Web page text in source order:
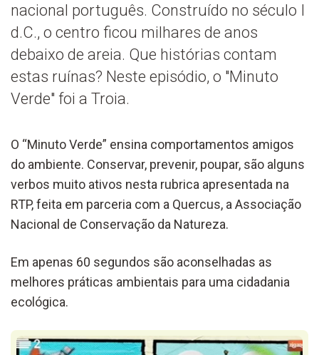
nacional português. Construído no século I
d.C., o centro ficou milhares de anos
debaixo de areia. Que histórias contam
estas ruínas? Neste episódio, o "Minuto
Verde" foi a Troia.
O “Minuto Verde” ensina comportamentos amigos
do ambiente. Conservar, prevenir, poupar, são alguns
verbos muito ativos nesta rubrica apresentada na
RTP, feita em parceria com a Quercus, a Associação
Nacional de Conservação da Natureza.
Em apenas 60 segundos são aconselhadas as
melhores práticas ambientais para uma cidadania
ecológica.